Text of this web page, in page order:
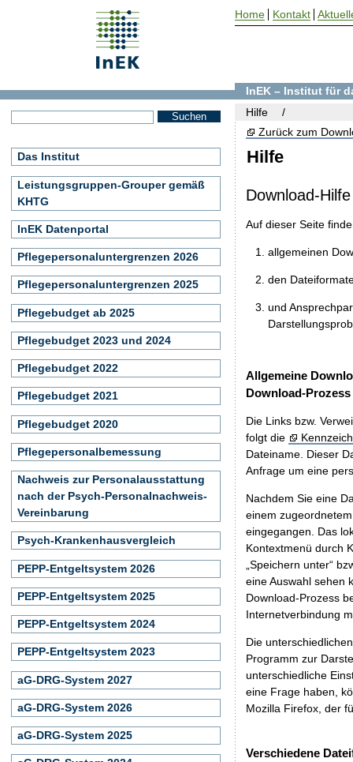
Hilfe
Zurück zum
Download-Hilfe
Auf dieser Seite
allgemeinen
den
und
Allgemeine
Download-Prozess
Die Links bzw.
folgt die
Dateiname. Dieser
Anfrage um eine
Nachdem Sie eine
einem
eingegangen. Das
Kontextmenü durch
„Speichern unter“
eine Auswahl sehen
Download-Prozess
Internetverbindung
Die
Programm zur
unterschiedliche
eine Frage haben,
Mozilla Firefox, der
Verschiedene
InEK – Institut für
Hilfe
Das Institut
Leistungsgruppen-Grouper gemäß
KHTG
InEK Datenportal
Pflegepersonaluntergrenzen 2026
Pflegepersonaluntergrenzen 2025
Pflegebudget ab 2025
Pflegebudget 2023 und 2024
Pflegebudget 2022
Pflegebudget 2021
Pflegebudget 2020
Pflegepersonalbemessung
Nachweis zur Personalausstattung
nach der Psych-Personalnachweis-
Vereinbarung
Psych-Krankenhausvergleich
PEPP-Entgeltsystem 2026
PEPP-Entgeltsystem 2025
PEPP-Entgeltsystem 2024
PEPP-Entgeltsystem 2023
aG-DRG-System 2027
aG-DRG-System 2026
aG-DRG-System 2025
Home Kontakt